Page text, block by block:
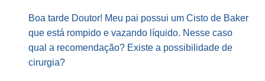
Boa tarde Doutor! Meu pai possui um Cisto de Baker
que está rompido e vazando líquido. Nesse caso
qual a recomendação? Existe a possibilidade de
cirurgia?